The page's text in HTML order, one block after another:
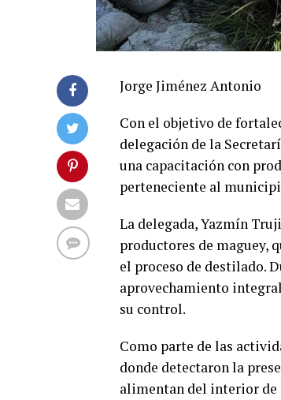
Jorge Jiménez Antonio
Con el objetivo de
delegación de la
una capacitación con
perteneciente al
La delegada, Yazmín
productores de maguey,
el proceso de destilado.
aprovechamiento
su control.
Como parte de las
donde detectaron la
alimentan del interior de